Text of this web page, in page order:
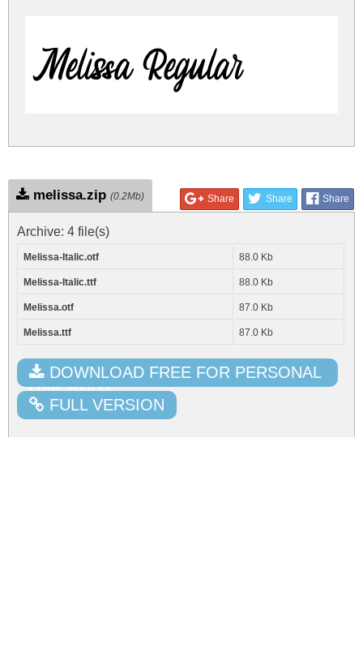
Melissa Regular
melissa.zip (0.2Mb) Share Share Share
Archive: 4 file(s)
Melissa-Italic.otf 88.0 Kb
Melissa-Italic.ttf 88.0 Kb
Melissa.otf 87.0 Kb
Melissa.ttf 87.0 Kb
DOWNLOAD FREE FOR PERSONAL
USE ONLY
FULL VERSION